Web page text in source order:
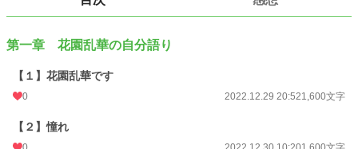
年間ポイント 336 pt (112,930 位)
第一章 花園乱華の自分語り
【１】花園乱華です
0 2022.12.29 20:521,600文字
【２】憧れ